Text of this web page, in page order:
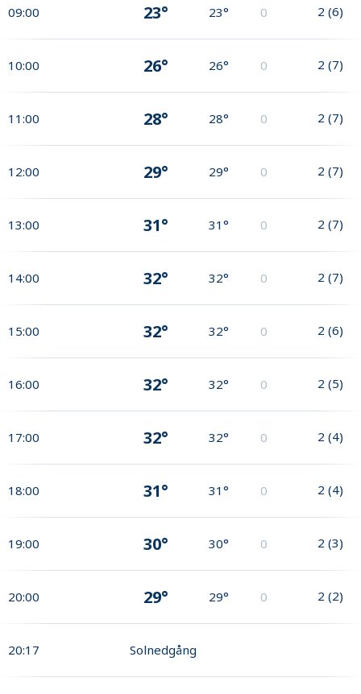
09:00 23° 23° 0 2 (6)
10:00 26° 26° 0 2 (7)
11:00 28° 28° 0 2 (7)
12:00 29° 29° 0 2 (7)
13:00 31° 31° 0 2 (7)
14:00 32° 32° 0 2 (7)
15:00 32° 32° 0 2 (6)
16:00 32° 32° 0 2 (5)
17:00 32° 32° 0 2 (4)
18:00 31° 31° 0 2 (4)
19:00 30° 30° 0 2 (3)
20:00 29° 29° 0 2 (2)
20:17 Solnedgång